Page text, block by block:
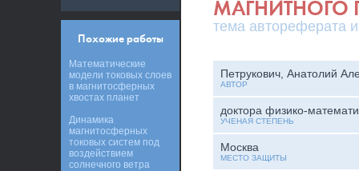
МАГНИТНОГО
тема автореферата
Петрукович, Анатолий
АВТОР
доктора физико-
УЧЕНАЯ СТЕПЕНЬ
Москва
МЕСТО ЗАЩИТЫ
Похожие работы
Математические
модели токовых слоев
в магнитосферных
хвостах планет
Динамика
магнитосферных
токовых систем под
воздействием
солнечного ветра